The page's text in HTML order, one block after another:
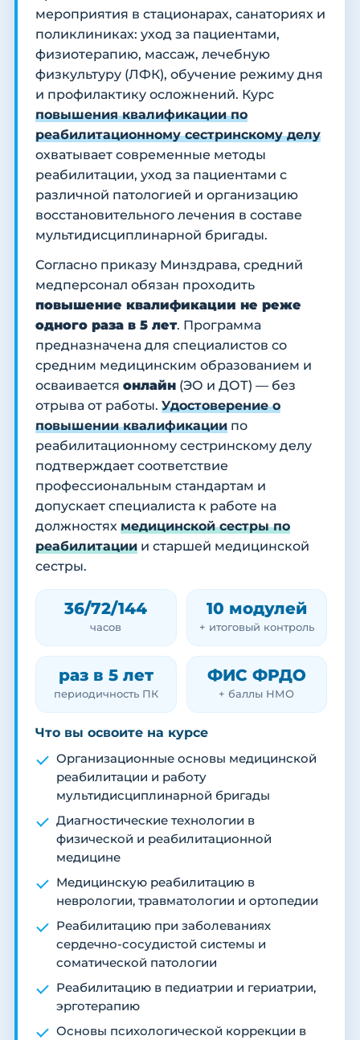
мероприятия в стационарах, санаториях и
поликлиниках: уход за пациентами,
физиотерапию, массаж, лечебную
физкультуру (ЛФК), обучение режиму дня
и профилактику осложнений. Курс
повышения квалификации по
реабилитационному сестринскому делу
охватывает современные методы
реабилитации, уход за пациентами с
различной патологией и организацию
восстановительного лечения в составе
мультидисциплинарной бригады.
Согласно приказу Минздрава, средний
медперсонал обязан проходить
повышение квалификации не реже
одного раза в 5 лет. Программа
предназначена для специалистов со
средним медицинским образованием и
осваивается онлайн (ЭО и ДОТ) — без
отрыва от работы. Удостоверение о
повышении квалификации по
реабилитационному сестринскому делу
подтверждает соответствие
профессиональным стандартам и
допускает специалиста к работе на
должностях медицинской сестры по
реабилитации и старшей медицинской
сестры.
36/72/144
часов
10 модулей
+ итоговый контроль
раз в 5 лет
периодичность ПК
ФИС ФРДО
+ баллы НМО
Что вы освоите на курсе
Организационные основы медицинской
реабилитации и работу
мультидисциплинарной бригады
Диагностические технологии в
физической и реабилитационной
медицине
Медицинскую реабилитацию в
неврологии, травматологии и ортопедии
Реабилитацию при заболеваниях
сердечно-сосудистой системы и
соматической патологии
Реабилитацию в педиатрии и гериатрии,
эрготерапию
Основы психологической коррекции в